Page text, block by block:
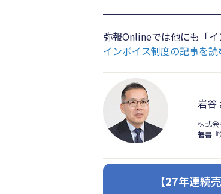
弥報Onlineでは他にも「イ
インボイス制度の記事を読
岩谷
株式会
著書『
【27年連続